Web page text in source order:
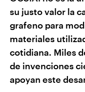
su justo valor la
grafeno para
materiales
cotidiana. Miles
de invenciones
apoyan este